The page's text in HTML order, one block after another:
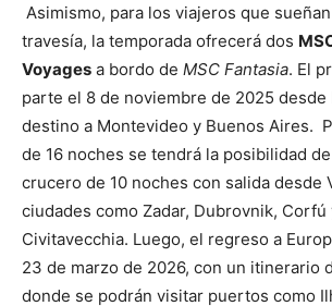
Asimismo, para los viajeros que
travesía, la temporada ofrecerá dos
Voyages a bordo de MSC Fantasia. El
parte el 8 de noviembre de 2025 desde
destino a Montevideo y Buenos Aires.
de 16 noches se tendrá la posibilidad
crucero de 10 noches con salida desde
ciudades como Zadar, Dubrovnik, Corfú
Civitavecchia. Luego, el regreso a
23 de marzo de 2026, con un itinerario
donde se podrán visitar puertos como